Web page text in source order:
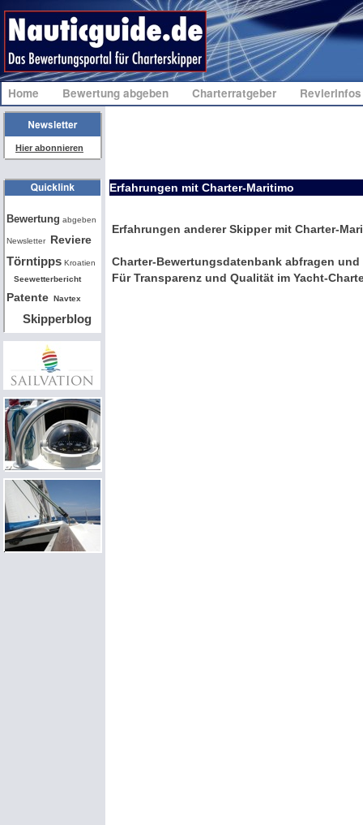
Home Bewertung abgeben Charterratgeber
Erfahrungen mit Charter-Maritimo
Hier abonnieren
Bw
Bewertung abgeben
Newsletter Reviere
Törntipps Kroatien
Seewetterbericht
Patente Navtex
Skipperblog
Erfahrungen anderer Skipper mit Charter-
Charter-Bewertungsdatenbank abfragen
Für Transparenz und Qualität im Yacht-